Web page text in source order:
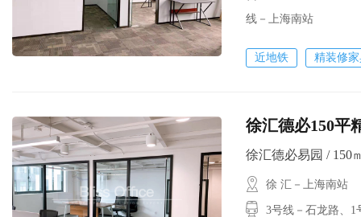
线－上海南站
近地铁 精装修
徐汇德必150平
徐汇德必易园 / 150
徐 汇－上海南站
3号线－石龙路、